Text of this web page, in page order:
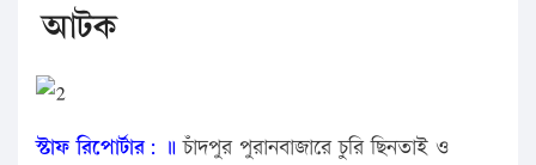
আটক
স্টাফ রিপোর্টার: ॥ চাঁদপুর পুরানবাজারে চুরি ছিনতাই ও